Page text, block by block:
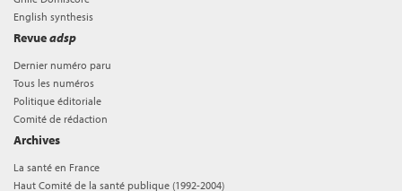
English synthesis
Revueadsp
Dernier numéro paru
Tous les numéros
Politique éditoriale
Comité de rédaction
Archives
La santé en France
Haut Comité de la santé publique (1992-2004)